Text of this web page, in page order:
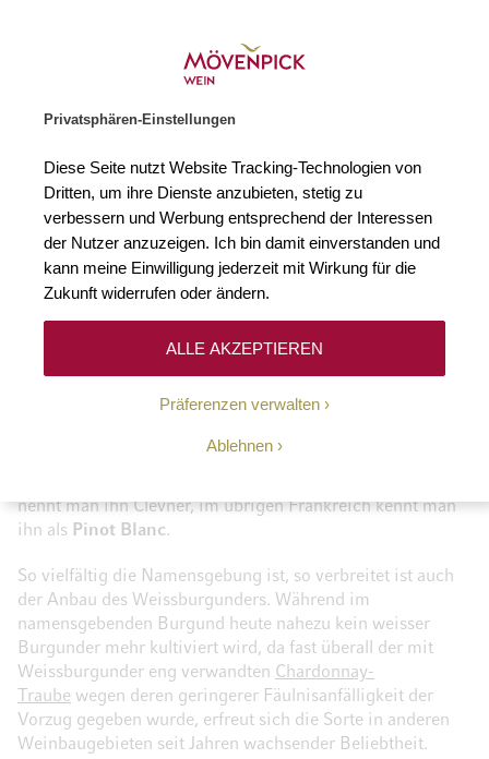
Privatsphären-Einstellungen
Diese Seite nutzt Website Tracking-Technologien von
Dritten, um ihre Dienste anzubieten, stetig zu
verbessern und Werbung entsprechend der Interessen
der Nutzer anzuzeigen. Ich bin damit einverstanden und
kann meine Einwilligung jederzeit mit Wirkung für die
Zukunft widerrufen oder ändern.
Präferenzen verwalten
Ablehnen
ALLE AKZEPTIEREN
Weissburgunder 48
Weissburgunderist eine weit verbreitete weisse Rebsorte,
den absoluten Klassikern unter den europäischen
Rhônetal in Frankreich vermutet; namentlich bekannt ist
nennt man ihn Clevner, im übrigen Frankreich kennt man
ihn als Pinot Blanc.
So vielfältig die Namensgebung ist, so verbreitet ist auch
der Anbau des Weissburgunders. Während im
namensgebenden Burgund heute nahezu kein weisser
Burgunder mehr kultiviert wird, da fast überall der mit
Weissburgunder eng verwandten Chardonnay-
Traube wegen deren geringerer Fäulnisanfälligkeit der
Vorzug gegeben wurde, erfreut sich die Sorte in anderen
Weinbaugebieten seit Jahren wachsender Beliebtheit.